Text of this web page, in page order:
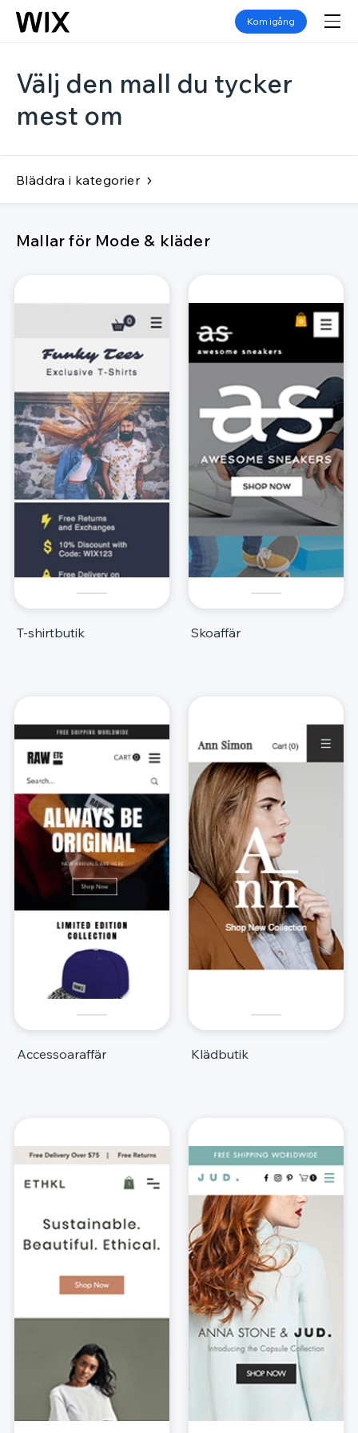
Kom igång
Välj den mall du tycker
mest om
Bläddra i kategorier
Mallar för Mode & kläder
T-shirtbutik Skoaffär
Accessoaraffär Klädbutik